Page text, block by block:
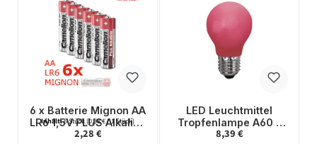
6 x Batterie Mignon AA
LR6 1,5V PLUS Alkaline
- Leistung auf Dauer -
Inhalt:6 Stück(0,38 € / 1 Stück)
Regulärer Preis:
2,28 €
LED Leuchtmittel
Tropfenlampe A60 -
rot - 2W -
Regulärer Preis:
8,39 €